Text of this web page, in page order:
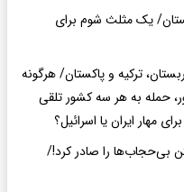
یک مثلث شوم برای
ترکیه و پاکستان/ هرگونه
علیه هر یک از 3 کشور، حمله به هر سه کشور تلقی
مهار ایران یا اسرائیل؟
بی‌حجاب‌ها را صادر کرد!/